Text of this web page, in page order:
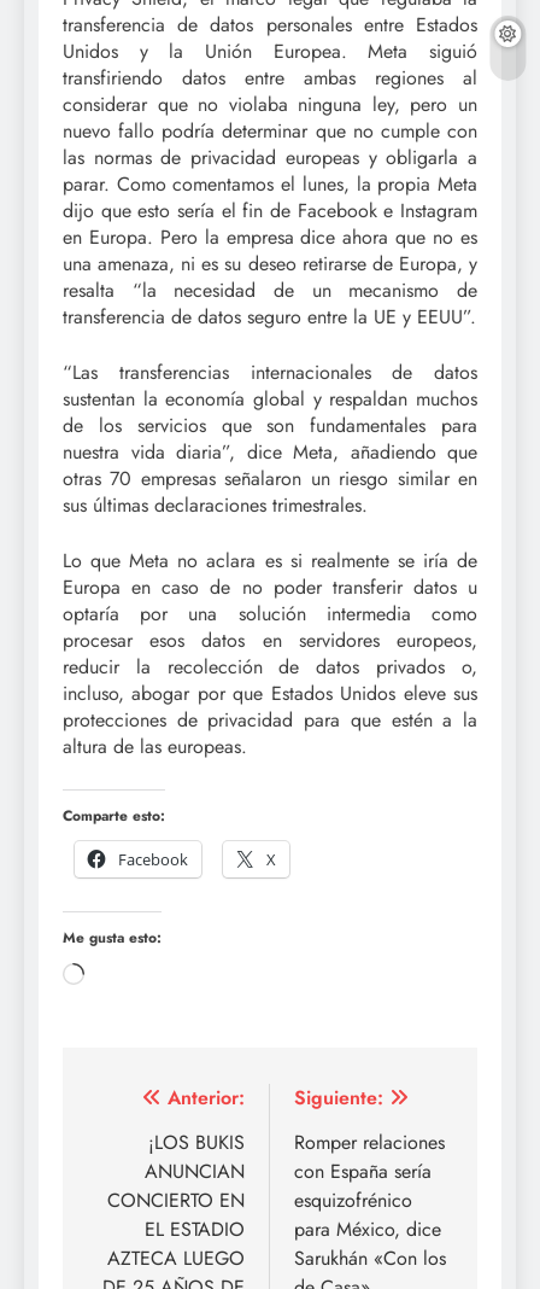
transferencia de datos personales entre Estados
Unidos y la Unión Europea. Meta siguió
transfiriendo datos entre ambas regiones al
considerar que no violaba ninguna ley, pero un
nuevo fallo podría determinar que no cumple con
las normas de privacidad europeas y obligarla a
parar. Como comentamos el lunes, la propia Meta
dijo que esto sería el fin de Facebook e Instagram
en Europa. Pero la empresa dice ahora que no es
una amenaza, ni es su deseo retirarse de Europa, y
resalta “la necesidad de un mecanismo de
transferencia de datos seguro entre la UE y EEUU”.
“Las transferencias internacionales de datos
sustentan la economía global y respaldan muchos
de los servicios que son fundamentales para
nuestra vida diaria”, dice Meta, añadiendo que
otras 70 empresas señalaron un riesgo similar en
sus últimas declaraciones trimestrales.
Lo que Meta no aclara es si realmente se iría de
Europa en caso de no poder transferir datos u
optaría por una solución intermedia como
procesar esos datos en servidores europeos,
reducir la recolección de datos privados o,
incluso, abogar por que Estados Unidos eleve sus
protecciones de privacidad para que estén a la
altura de las europeas.
Comparte esto:
Facebook
X
Me gusta esto:
Cargando...
Navegación
entradas
Anterior:
¡LOS BUKIS
ANUNCIAN
CONCIERTO EN
EL ESTADIO
AZTECA LUEGO
Siguiente:
Romper relaciones
con España sería
esquizofrénico
para México, dice
Sarukhán «Con los